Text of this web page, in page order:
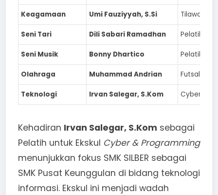
Keagamaan Umi Fauziyyah, S.Si Tilawah
Seni Tari Dili Sabari Ramadhan Pelatih Tari
Seni Musik Bonny Dhartico Pelatih
Olahraga Muhammad Andrian Futsal
Teknologi Irvan Salegar, S.Kom Cyber &
Kehadiran Irvan Salegar, S.Kom sebagai
Pelatih untuk Ekskul Cyber & Programming
menunjukkan fokus SMK SILBER sebagai
SMK Pusat Keunggulan di bidang teknologi
informasi. Ekskul ini menjadi wadah